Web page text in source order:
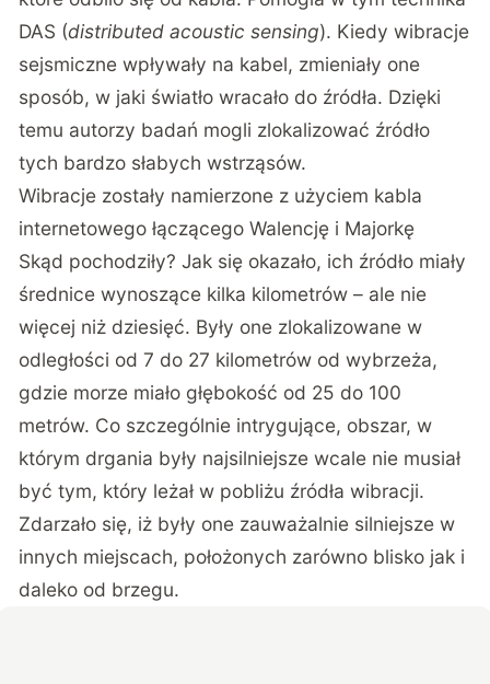
DAS (distributed acoustic sensing). Kiedy wibracje
sejsmiczne wpływały na kabel, zmieniały one
sposób, w jaki światło wracało do źródła. Dzięki
temu autorzy badań mogli zlokalizować źródło
tych bardzo słabych wstrząsów.
Wibracje zostały namierzone z użyciem kabla
internetowego łączącego Walencję i Majorkę
Skąd pochodziły? Jak się okazało, ich źródło miały
średnice wynoszące kilka kilometrów – ale nie
więcej niż dziesięć. Były one zlokalizowane w
odległości od 7 do 27 kilometrów od wybrzeża,
gdzie morze miało głębokość od 25 do 100
metrów. Co szczególnie intrygujące, obszar, w
którym drgania były najsilniejsze wcale nie musiał
być tym, który leżał w pobliżu źródła wibracji.
Zdarzało się, iż były one zauważalnie silniejsze w
innych miejscach, położonych zarówno blisko jak i
daleko od brzegu.